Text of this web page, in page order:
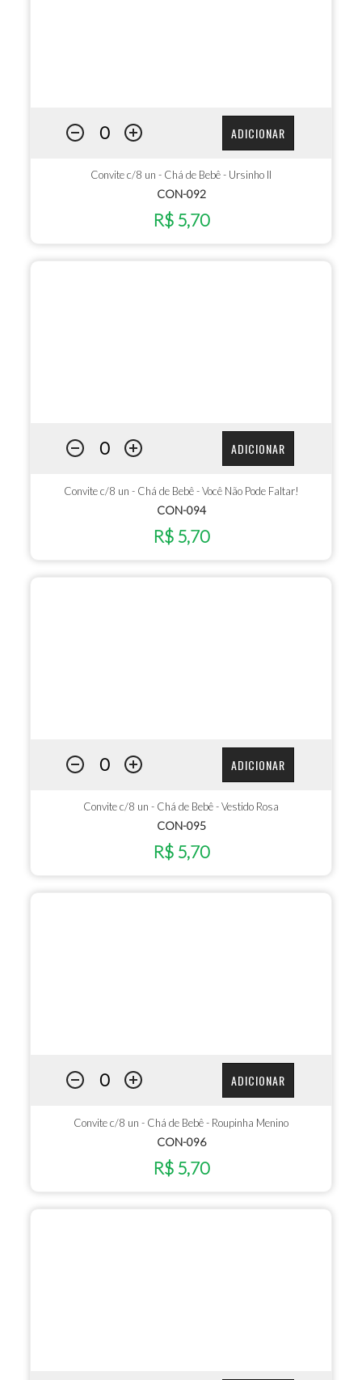
ADICIONAR
Convite c/8 un - Chá de Bebê - Ursinho II
CON-092
R$ 5,70
ADICIONAR
Convite c/8 un - Chá de Bebê - Você Não Pode Faltar!
CON-094
R$ 5,70
ADICIONAR
Convite c/8 un - Chá de Bebê - Vestido Rosa
CON-095
R$ 5,70
ADICIONAR
Convite c/8 un - Chá de Bebê - Roupinha Menino
CON-096
R$ 5,70